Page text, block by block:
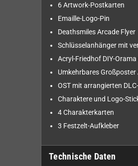
6 Artwork-Postkarten
Emaille-Logo-Pin
Deathsmiles Arcade Flyer
Schlüsselanhänger mit
Acryl-Friedhof DIY-
Umkehrbares Großposter
OST mit arrangierten
Charaktere und Logo-
4 Charakterkarten
3 Festzelt-Aufkleber
Technische Daten